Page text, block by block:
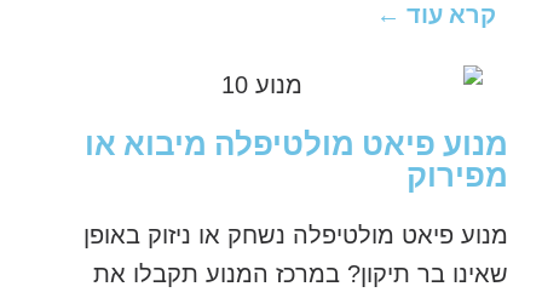
קרא עוד ←
מנוע פיאט מולטיפלה מיבוא או
מפירוק
מנוע פיאט מולטיפלה נשחק או ניזוק באופן
שאינו בר תיקון? במרכז המנוע תקבלו את